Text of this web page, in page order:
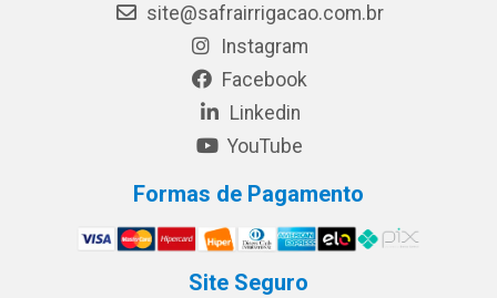
site@safrairrigacao.com.br
Instagram
Facebook
Linkedin
YouTube
Formas de Pagamento
Site Seguro